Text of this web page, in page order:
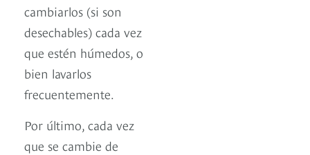
cambiarlos (si son
desechables) cada vez
que estén húmedos, o
bien lavarlos
frecuentemente.
Por último, cada vez
que se cambie de